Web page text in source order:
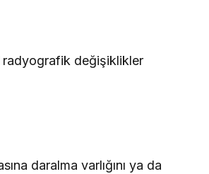
radyografik değişiklikler
daralma varlığını ya da